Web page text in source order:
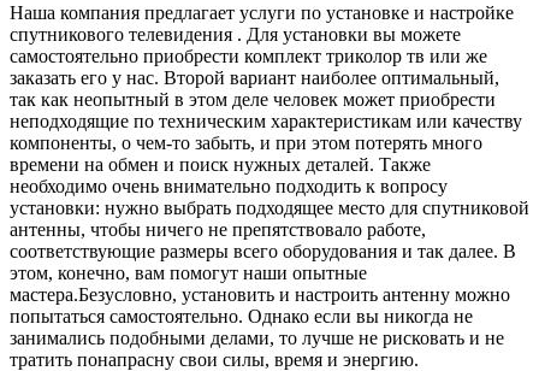
Наша компания предлагает услуги по установке и настройке
спутникового телевидения . Для установки вы можете
самостоятельно приобрести комплект триколор тв или же
заказать его у нас. Второй вариант наиболее оптимальный,
так как неопытный в этом деле человек может приобрести
неподходящие по техническим характеристикам или качеству
компоненты, о чем-то забыть, и при этом потерять много
времени на обмен и поиск нужных деталей. Также
необходимо очень внимательно подходить к вопросу
установки: нужно выбрать подходящее место для спутниковой
антенны, чтобы ничего не препятствовало работе,
соответствующие размеры всего оборудования и так далее. В
этом, конечно, вам помогут наши опытные
мастера.Безусловно, установить и настроить антенну можно
попытаться самостоятельно. Однако если вы никогда не
занимались подобными делами, то лучше не рисковать и не
тратить понапрасну свои силы, время и энергию.